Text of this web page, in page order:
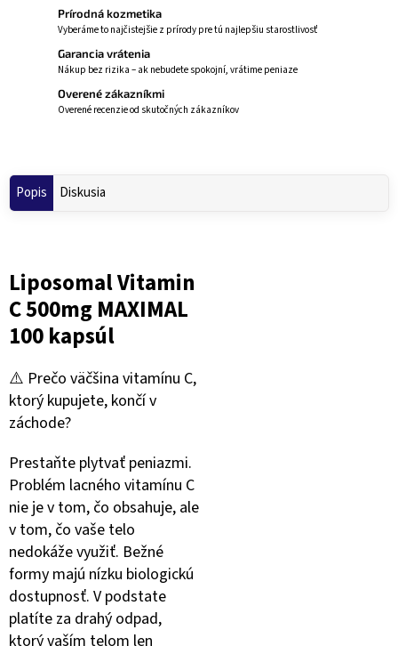
Prírodná kozmetika
Vyberáme to najčistejšie z prírody pre tú najlepšiu starostlivosť
Garancia vrátenia
Nákup bez rizika – ak nebudete spokojní, vrátime peniaze
Overené zákazníkmi
Overené recenzie od skutočných zákazníkov
Popis Diskusia
Liposomal Vitamin
C 500mg MAXIMAL
100 kapsúl
⚠️ Prečo väčšina vitamínu C,
ktorý kupujete, končí v
záchode?
Prestaňte plytvať peniazmi.
Problém lacného vitamínu C
nie je v tom, čo obsahuje, ale
v tom, čo vaše telo
nedokáže využiť. Bežné
formy majú nízku biologickú
dostupnosť. V podstate
platíte za drahý odpad,
ktorý vaším telom len